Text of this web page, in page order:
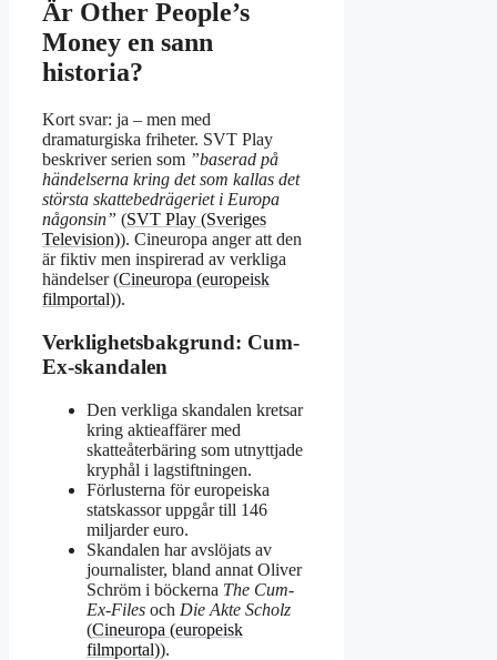
Är Other People’s
Money en sann
historia?
Kort svar: ja – men med
dramaturgiska friheter. SVT Play
beskriver serien som ”baserad på
händelserna kring det som kallas det
största skattebedrägeriet i Europa
någonsin” (SVT Play (Sveriges
Television)). Cineuropa anger att den
är fiktiv men inspirerad av verkliga
händelser (Cineuropa (europeisk
filmportal)).
Verklighetsbakgrund: Cum-
Ex-skandalen
Den verkliga skandalen kretsar
kring aktieaffärer med
skatteåterbäring som utnyttjade
kryphål i lagstiftningen.
Förlusterna för europeiska
statskassor uppgår till 146
miljarder euro.
Skandalen har avslöjats av
journalister, bland annat Oliver
Schröm i böckerna The Cum-
Ex-Files och Die Akte Scholz
(Cineuropa (europeisk
filmportal)).